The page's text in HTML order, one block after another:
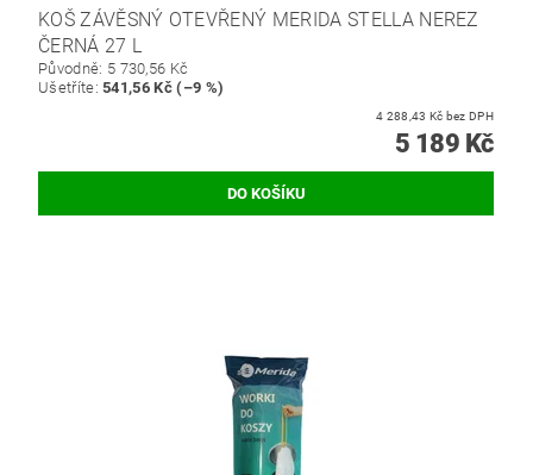
KOŠ ZÁVĚSNÝ OTEVŘENÝ MERIDA STELLA NEREZ
ČERNÁ 27 L
Původně: 5 730,56 Kč
Ušetříte:541,56 Kč (–9 %)
4 288,43 Kč bez DPH
5 189 Kč